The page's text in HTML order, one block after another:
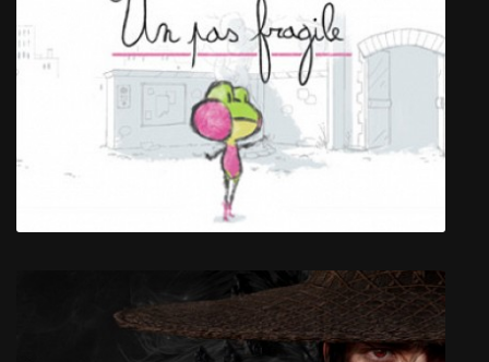
Medieval Engineers